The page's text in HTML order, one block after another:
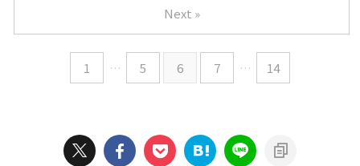
1 … 5 6 7 … 14
Next »